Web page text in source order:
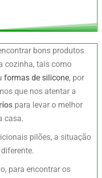
bons produtos
cozinha, tais como
formas de silicone, por
que nos atentar a
para levar o melhor
casa.
pilões, a situação
para encontrar os